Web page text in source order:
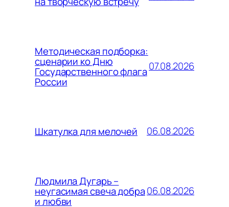
Методическая подборка:
сценарии ко Дню
Государственного флага
России
07.08.2026
Шкатулка для мелочей 06.08.2026
Людмила Дугарь –
неугасимая свеча добра
и любви
06.08.2026